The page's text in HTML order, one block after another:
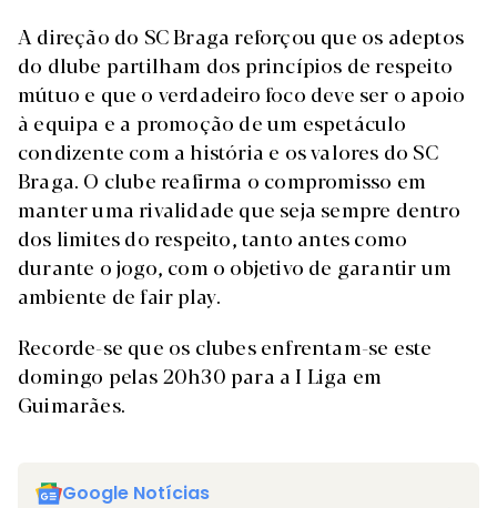
A direção do SC Braga reforçou que os adeptos
do dlube partilham dos princípios de respeito
mútuo e que o verdadeiro foco deve ser o apoio
à equipa e a promoção de um espetáculo
condizente com a história e os valores do SC
Braga. O clube reafirma o compromisso em
manter uma rivalidade que seja sempre dentro
dos limites do respeito, tanto antes como
durante o jogo, com o objetivo de garantir um
ambiente de fair play.
Recorde-se que os clubes enfrentam-se este
domingo pelas 20h30 para a I Liga em
Guimarães.
Google Notícias